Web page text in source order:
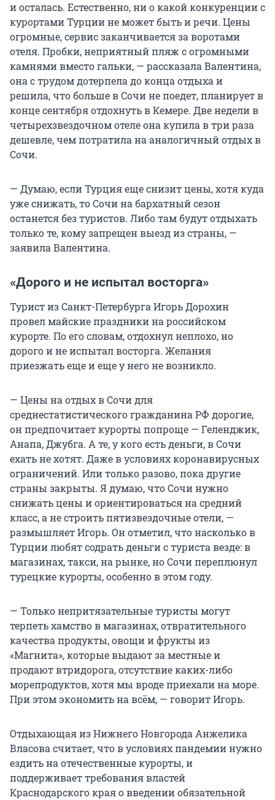
и осталась. Естественно, ни о какой конкуренции с
курортами Турции не может быть и речи. Цены
огромные, сервис заканчивается за воротами
отеля. Пробки, неприятный пляж с огромными
камнями вместо гальки, — рассказала Валентина,
она с трудом дотерпела до конца отдыха и
решила, что больше в Сочи не поедет, планирует в
конце сентября отдохнуть в Кемере. Две недели в
четырехзвездочном отеле она купила в три раза
дешевле, чем потратила на аналогичный отдых в
Сочи.
— Думаю, если Турция еще снизит цены, хотя куда
уже снижать, то Сочи на бархатный сезон
останется без туристов. Либо там будут отдыхать
только те, кому запрещен выезд из страны, —
заявила Валентина.
«Дорого и не испытал восторга»
Турист из Санкт-Петербурга Игорь Дорохин
провел майские праздники на российском
курорте. По его словам, отдохнул неплохо, но
дорого и не испытал восторга. Желания
приезжать еще и еще у него не возникло.
— Цены на отдых в Сочи для
среднестатистического гражданина РФ дорогие,
он предпочитает курорты попроще — Геленджик,
Анапа, Джубга. А те, у кого есть деньги, в Сочи
ехать не хотят. Даже в условиях коронавирусных
ограничений. Или только разово, пока другие
страны закрыты. Я думаю, что Сочи нужно
снижать цены и ориентироваться на средний
класс, а не строить пятизвездочные отели, —
размышляет Игорь. Он отметил, что насколько в
Турции любят содрать деньги с туриста везде: в
магазинах, такси, на рынке, но Сочи переплюнул
турецкие курорты, особенно в этом году.
— Только непритязательные туристы могут
терпеть хамство в магазинах, отвратительного
качества продукты, овощи и фрукты из
«Магнита», которые выдают за местные и
продают втридорога, отсутствие каких-либо
морепродуктов, хотя мы вроде приехали на море.
При этом экономить на всём, — говорит Игорь.
Отдыхающая из Нижнего Новгорода Анжелика
Власова считает, что в условиях пандемии нужно
ездить на отечественные курорты, и
поддерживает требования властей
Краснодарского края о введении обязательной